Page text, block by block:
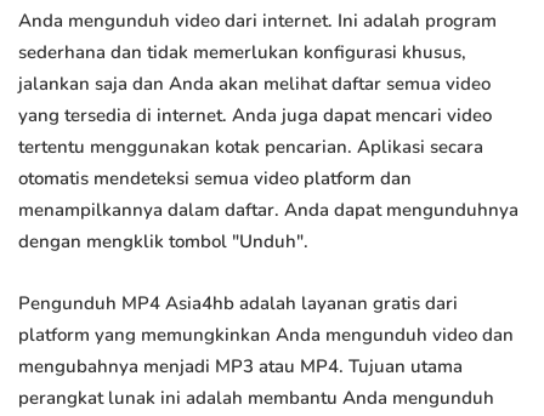
Anda mengunduh video dari internet. Ini adalah program
sederhana dan tidak memerlukan konfigurasi khusus,
jalankan saja dan Anda akan melihat daftar semua video
yang tersedia di internet. Anda juga dapat mencari video
tertentu menggunakan kotak pencarian. Aplikasi secara
otomatis mendeteksi semua video platform dan
menampilkannya dalam daftar. Anda dapat mengunduhnya
dengan mengklik tombol "Unduh".
Pengunduh MP4 Asia4hb adalah layanan gratis dari
platform yang memungkinkan Anda mengunduh video dan
mengubahnya menjadi MP3 atau MP4. Tujuan utama
perangkat lunak ini adalah membantu Anda mengunduh